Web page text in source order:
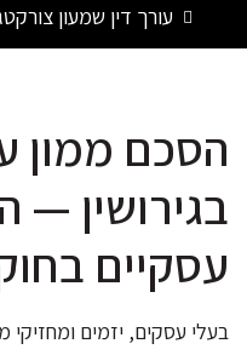
עורך דין שמעון צור
הסכם ממון
בגירושין —
עסקיים
בעלי עסקים, יזמים ומחזיקי